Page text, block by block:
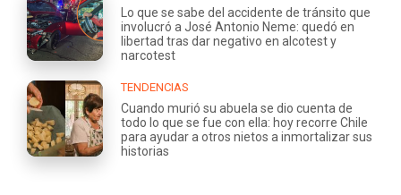
Lo que se sabe del accidente de tránsito que
involucró a José Antonio Neme: quedó en
libertad tras dar negativo en alcotest y
narcotest
TENDENCIAS
Cuando murió su abuela se dio cuenta de
todo lo que se fue con ella: hoy recorre Chile
para ayudar a otros nietos a inmortalizar sus
historias